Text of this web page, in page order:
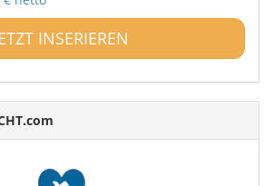
INSERIEREN